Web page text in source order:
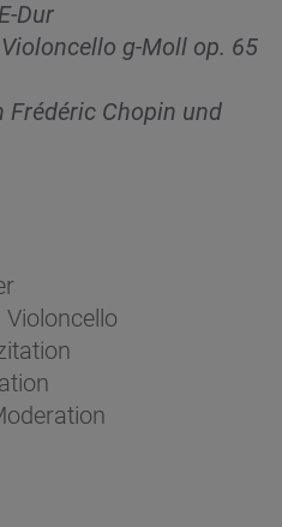
Dur
g-Moll op. 65
Frédéric Chopin und